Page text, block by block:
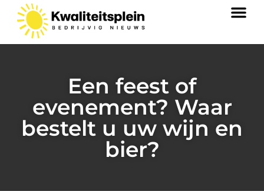
Een feest of
evenement? Waar
bestelt u uw wijn en
bier?